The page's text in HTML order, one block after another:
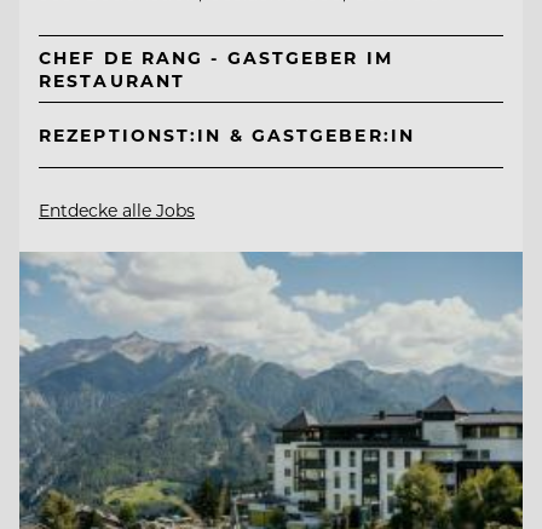
CHEF DE RANG - GASTGEBER IM
RESTAURANT
REZEPTIONST:IN & GASTGEBER:IN
Entdecke alle Jobs